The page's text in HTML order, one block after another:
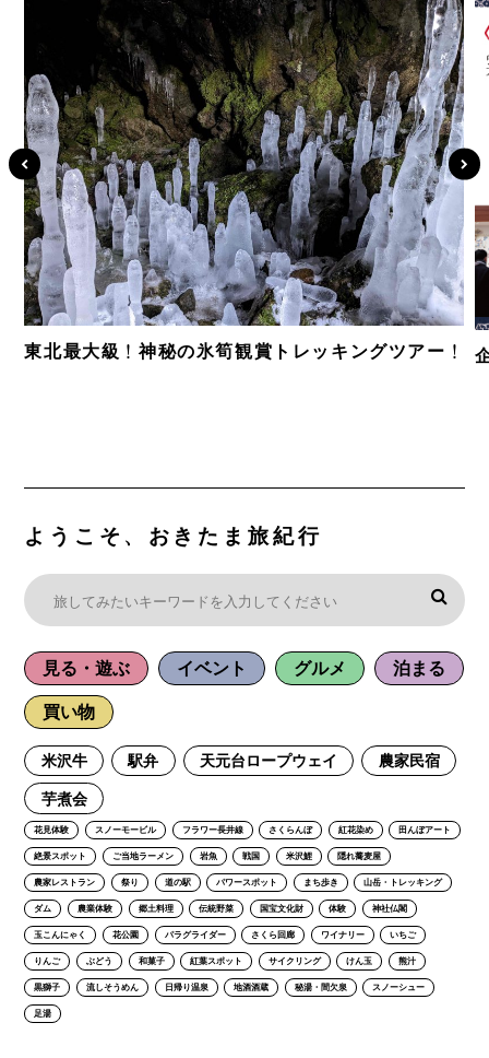
東北最大級！神秘の氷筍観賞トレッキングツアー！
ようこそ、おきたま旅紀行
見る・遊ぶ イベント グルメ 泊まる
買い物
米沢牛 駅弁 天元台ロープウェイ 農家民宿
芋煮会
花見体験 スノーモービル フラワー長井線 さくらんぼ 紅花染め 田んぼアート
絶景スポット ご当地ラーメン 岩魚 戦国 米沢鯉 隠れ蕎麦屋
農家レストラン 祭り 道の駅 パワースポット まち歩き 山岳・トレッキング
ダム 農業体験 郷土料理 伝統野菜 国宝文化財 体験 神社仏閣
玉こんにゃく 花公園 パラグライダー さくら回廊 ワイナリー いちご
りんご ぶどう 和菓子 紅葉スポット サイクリング けん玉 熊汁
黒獅子 流しそうめん 日帰り温泉 地酒酒蔵 秘湯・間欠泉 スノーシュー
足湯